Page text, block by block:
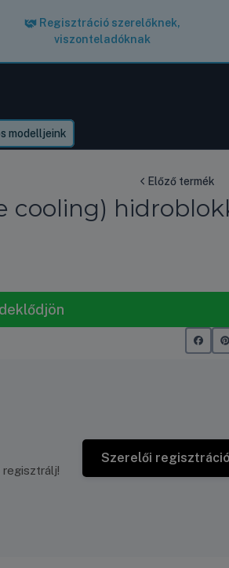
Regisztráció szerelőknek,
viszonteladóknak
modelljeink
Előző termék
cooling)
Szerelői regisztráció